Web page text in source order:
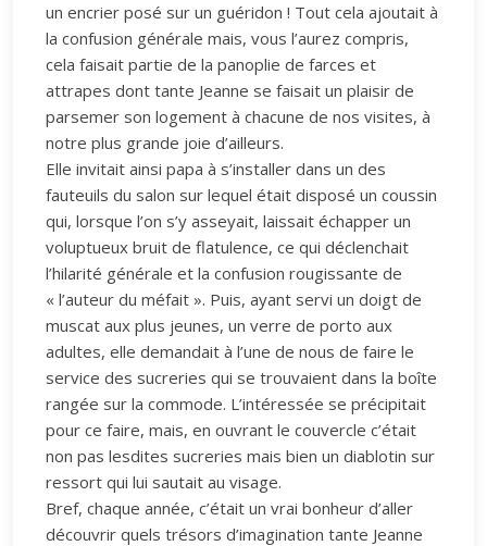
un encrier posé sur un guéridon ! Tout cela ajoutait à
la confusion générale mais, vous l’aurez compris,
cela faisait partie de la panoplie de farces et
attrapes dont tante Jeanne se faisait un plaisir de
parsemer son logement à chacune de nos visites, à
notre plus grande joie d’ailleurs.
Elle invitait ainsi papa à s’installer dans un des
fauteuils du salon sur lequel était disposé un coussin
qui, lorsque l’on s’y asseyait, laissait échapper un
voluptueux bruit de flatulence, ce qui déclenchait
l’hilarité générale et la confusion rougissante de
« l’auteur du méfait ». Puis, ayant servi un doigt de
muscat aux plus jeunes, un verre de porto aux
adultes, elle demandait à l’une de nous de faire le
service des sucreries qui se trouvaient dans la boîte
rangée sur la commode. L’intéressée se précipitait
pour ce faire, mais, en ouvrant le couvercle c’était
non pas lesdites sucreries mais bien un diablotin sur
ressort qui lui sautait au visage.
Bref, chaque année, c’était un vrai bonheur d’aller
découvrir quels trésors d’imagination tante Jeanne